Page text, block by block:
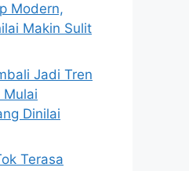
Modern,
Makin Sulit
Jadi Tren
Mulai
Dinilai
Terasa